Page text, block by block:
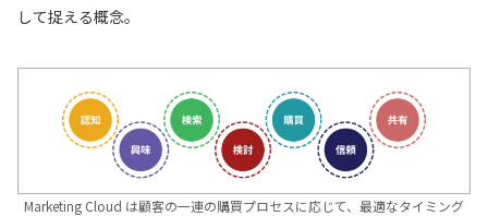
して捉える概念。
Marketing Cloud は顧客の一連の購買プロセスに応じて、最適なタイミング